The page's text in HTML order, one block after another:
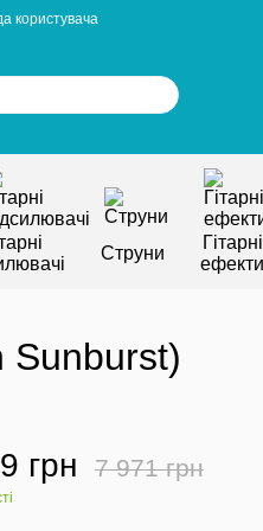
користувача
Струни
Гітарні
ефекти
Sunburst)
грн 7 971 грн